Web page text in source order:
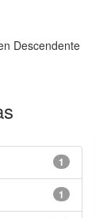
Descendente
1
1